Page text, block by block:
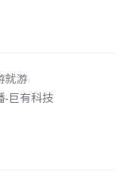
就游
-巨有科技